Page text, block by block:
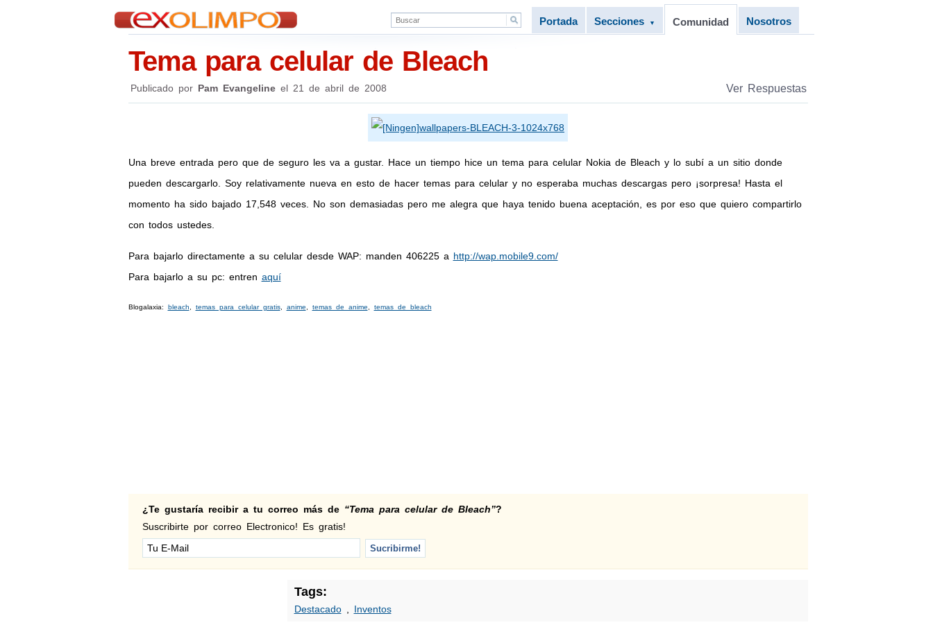
Portada Secciones ▼ Comunidad Nosotros
Tema para celular de Bleach
Publicado por Pam Evangelineel 21 de abril de 2008 Ver Respuestas
Una breve entrada pero que de seguro les va a gustar. Hace un tiempo hice un tema para celular Nokia de Bleach y lo subí a un sitio donde
pueden descargarlo. Soy relativamente nueva en esto de hacer temas para celular y no esperaba muchas descargas pero ¡sorpresa! Hasta el
momento ha sido bajado 17,548 veces. No son demasiadas pero me alegra que haya tenido buena aceptación, es por eso que quiero compartirlo
con todos ustedes.
Para bajarlo directamente a su celular desde WAP: manden 406225 a http://wap.mobile9.com/
Para bajarlo a su pc: entren aquí
Blogalaxia: bleach temas para celular gratis, anime temas de anime temas de bleach
¿Te gustaría recibir a tu correo más de “Tema para celular de Bleach”?
Suscribirte por correo Electronico! Es gratis!
Tags:
Destacado, Inventos